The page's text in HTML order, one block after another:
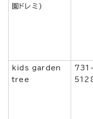
園ドレミ)
kids garden
tree
731-